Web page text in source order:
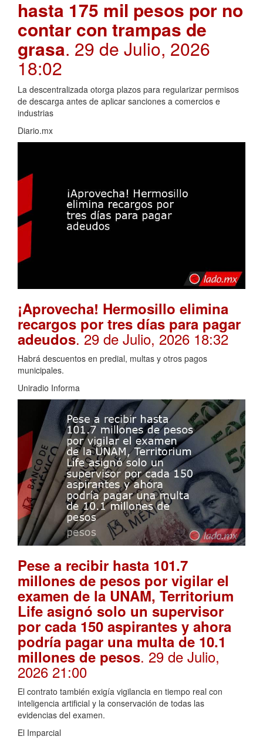
hasta 175 mil pesos por no
contar con trampas de
grasa. 29 de Julio, 2026
18:02
La descentralizada otorga plazos para regularizar permisos
de descarga antes de aplicar sanciones a comercios e
industrias
Diario.mx
¡Aprovecha! Hermosillo elimina
recargos por tres días para pagar
adeudos. 29 de Julio, 2026 18:32
Habrá descuentos en predial, multas y otros pagos
municipales.
Uniradio Informa
Pese a recibir hasta 101.7
millones de pesos por vigilar el
examen de la UNAM, Territorium
Life asignó solo un supervisor
por cada 150 aspirantes y ahora
podría pagar una multa de 10.1
millones de pesos. 29 de Julio,
2026 21:00
El contrato también exigía vigilancia en tiempo real con
inteligencia artificial y la conservación de todas las
evidencias del examen.
El Imparcial